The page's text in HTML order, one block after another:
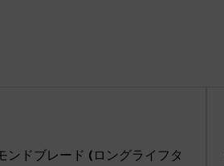
ンドブレード (ロングライフタ